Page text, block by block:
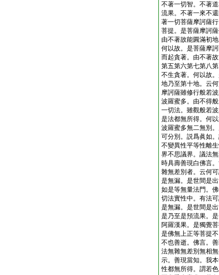
不著一切智。不著
流果。不著一來不
著一切菩薩摩訶薩
菩提。是菩薩摩訶
由不著故能圓滿初
何以故。是菩薩摩
而起貪著。由不著
第五第六第七第八
不生貪著。何以故
地乃至第十地。云
摩訶薩雖修行般若
波羅蜜多。由不得
一切法。雖觀般若
是法都無所得。何
波羅蜜多無二無別
可分別。説爲眞如
不變異性平等性離
界不思議界。議法
時具壽善現白佛言
雜無差別者。云何
是無漏。是世間是
如是等無量法門。
切法實性中。有法
是無漏。是世間是
是乃至是預流果。
阿羅漢果。是獨覺
是佛無上正等菩提
不也善逝。佛言。
法無雜無差別無相
示。善現當知。我
性都無所得。謂若